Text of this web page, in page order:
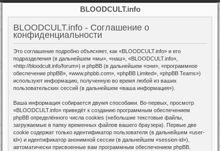
BLOODCULT.info
BLOODCULT.info - Соглашение о
конфиденциальности
Это соглашение подробно объясняет, как «BLOODCULT.info» и его
подразделения (в дальнейшем «мы», «наш», «BLOODCULT.info»,
«http://bloodcult.info/forum») и phpBB (в дальнейшем «они», «программное
обеспечение phpBB», «www.phpbb.com», «phpBB Limited», «phpBB Teams»)
используют информацию, полученную во время любой из ваших
пользовательских сессий (в дальнейшем «ваша информация»).
Ваша информация собирается двумя способами. Во-первых, просмотр
«BLOODCULT.info» приведёт к созданию программным обеспечением
phpBB определённого числа cookies (небольшие текстовые файлы,
загружаемые в папку временных файлов вашего браузера). Первые две
cookie содержат только идентификатор пользователя (в дальнейшем «user-
id») и идентификатор анонимной сессии (в дальнейшем «session-id»),
автоматически присвоенные вам программным обеспечением phpBB.